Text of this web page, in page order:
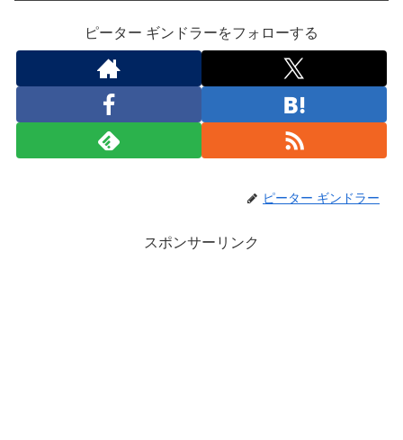
ピーター ギンドラーをフォローする
ピーター ギンドラー
スポンサーリンク